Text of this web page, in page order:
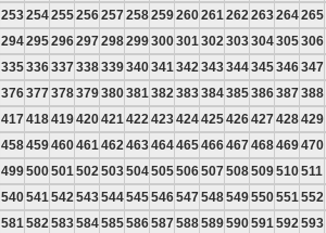
253254255256257258259260261 262 263264265
294295296297298299300301 302 303304305306
335336337338339340341 342 343344345346347
376377378379380381 382 383384385386387388
417418419420421 422 423424425426427428429
458459460461 462 463464465466467468469470
499500501 502 503504505506507508509510511
540541 542 543544545546547548549550551 552
581 582 583584585586587588589590591 592 593